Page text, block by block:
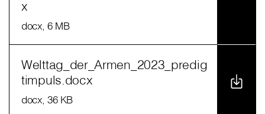
x
docx, 6 MB
Welttag_der_Armen_2023_predig
timpuls.docx
docx, 36 KB